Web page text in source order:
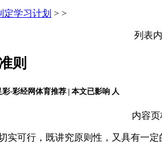
定学习计划 > >
列表
则
-彩经网体育推荐 | 本文已影响 人
内容
实可行，既讲究原则性，又具有一定